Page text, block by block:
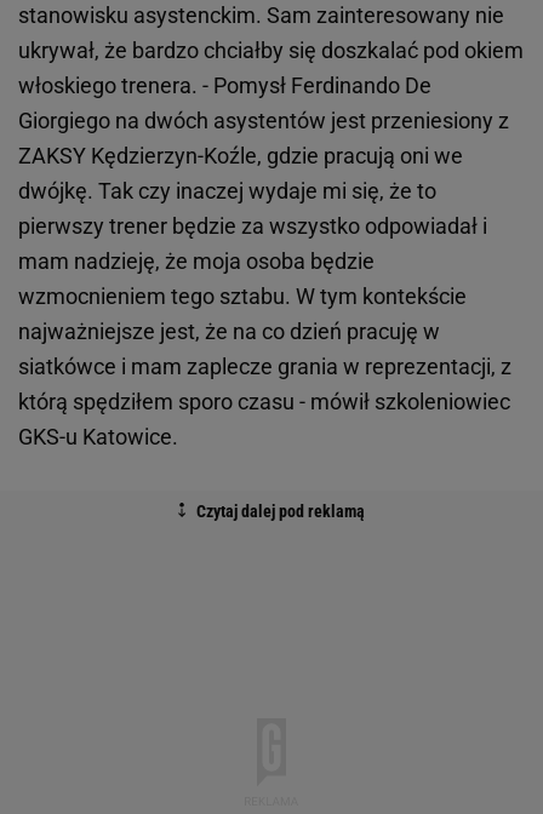
stanowisku asystenckim. Sam zainteresowany nie
ukrywał, że bardzo chciałby się doszkalać pod okiem
włoskiego trenera. - Pomysł Ferdinando De
Giorgiego na dwóch asystentów jest przeniesiony z
ZAKSY Kędzierzyn-Koźle, gdzie pracują oni we
dwójkę. Tak czy inaczej wydaje mi się, że to
pierwszy trener będzie za wszystko odpowiadał i
mam nadzieję, że moja osoba będzie
wzmocnieniem tego sztabu. W tym kontekście
najważniejsze jest, że na co dzień pracuję w
siatkówce i mam zaplecze grania w reprezentacji, z
którą spędziłem sporo czasu - mówił szkoleniowiec
GKS-u Katowice.